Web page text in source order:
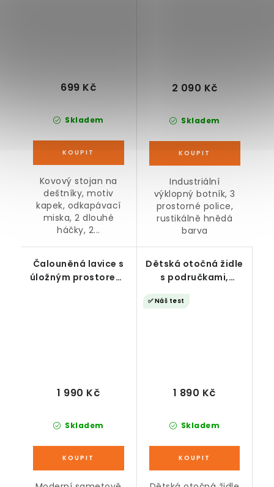
Skladem
699 Kč
Kovový stojan na
deštníky, motiv
kapek, odkapávací
miska, 2 dlouhé
háčky, 2...
Skladem
2 090 Kč
Industriální
výklopný botník, 3
prostorné police,
rustikálně hnědá
barva
Čalouněná lavice s
úložným prostorem,
Skladem
1 990 Kč
Dětská otočná židle
s područkami,
✅ Náš test
Skladem
1 890 Kč